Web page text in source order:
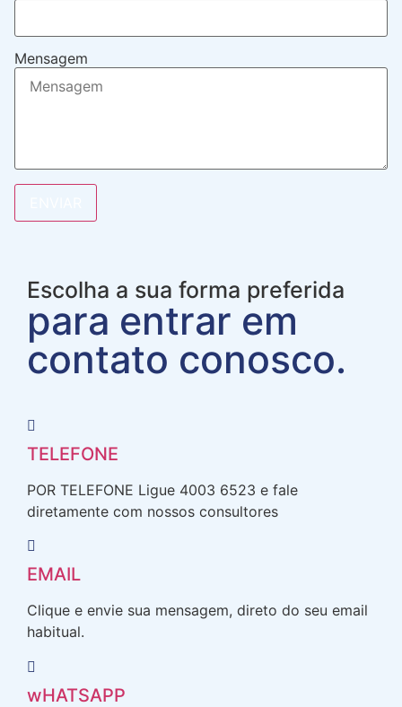
Mensagem
Escolha a sua forma preferida
para entrar em
contato conosco.
TELEFONE
POR TELEFONE Ligue 4003 6523 e fale
diretamente com nossos consultores
EMAIL
Clique e envie sua mensagem, direto do seu email
habitual.
wHATSAPP